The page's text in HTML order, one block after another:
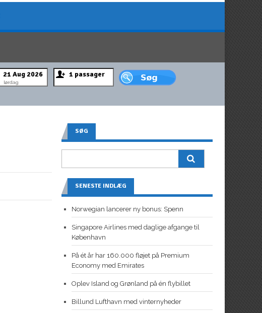
lørdag
SØG
SENESTE INDLÆG
Norwegian lancerer ny bonus: Spenn
Singapore Airlines med daglige afgange til
København
På ét år har 160.000 fløjet på Premium
Economy med Emirates
Oplev Island og Grønland på én flybillet
Billund Lufthavn med vinternyheder